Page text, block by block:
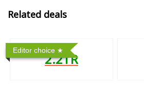
Related deals
Editor choice
2.2TR